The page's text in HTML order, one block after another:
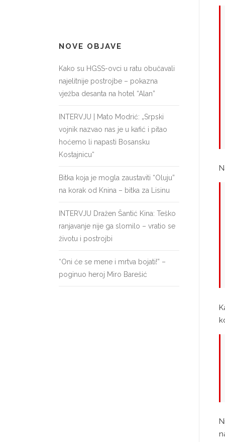
NOVE OBJAVE
Kako su HGSS-ovci u ratu obučavali
najelitnije postrojbe – pokazna
vježba desanta na hotel “Alan”
INTERVJU | Mato Modrić: „Srpski
vojnik nazvao nas je u kafić i pitao
hoćemo li napasti Bosansku
Kostajnicu“
Bitka koja je mogla zaustaviti “Oluju”
na korak od Knina – bitka za Lisinu
INTERVJU Dražen Šantić Kina: Teško
ranjavanje nije ga slomilo – vratio se
životu i postrojbi
“Oni će se mene i mrtva bojati!” –
poginuo heroj Miro Barešić